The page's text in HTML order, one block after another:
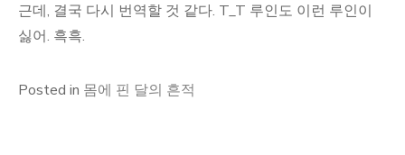
근데, 결국 다시 번역할 것 같다. T_T 루인도 이런 루인이
싫어. 흑흑.
Posted in 몸에 핀 달의 흔적